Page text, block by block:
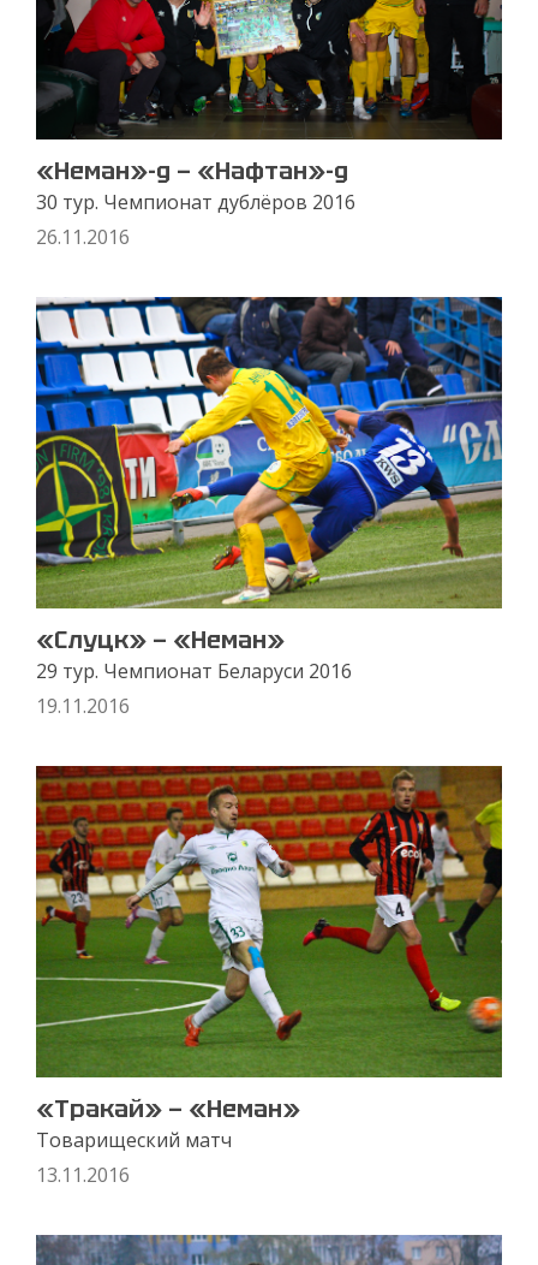
«Неман»-д — «Нафтан»-д
30 тур. Чемпионат дублёров 2016
26.11.2016
«Слуцк» — «Неман»
29 тур. Чемпионат Беларуси 2016
19.11.2016
«Тракай» — «Неман»
Товарищеский матч
13.11.2016